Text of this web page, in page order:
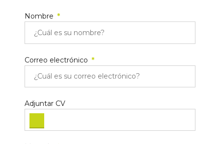
Nombre
Correo electrónico
Adjuntar CV